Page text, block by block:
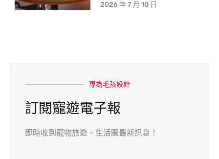
2026 年 7 月 10 日
專為毛孩設計
訂閱寵遊電子報
即時收到寵物旅遊、生活圈最新訊息！